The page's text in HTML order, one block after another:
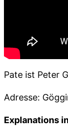
Pate ist Peter
Adresse:
Explanations